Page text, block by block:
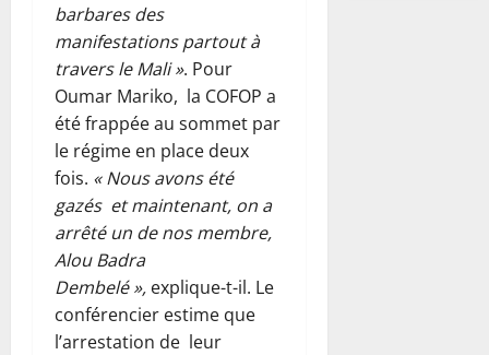
barbares des
manifestations partout à
travers le Mali ». Pour
Oumar Mariko, la COFOP a
été frappée au sommet par
le régime en place deux
fois. « Nous avons été
gazés et maintenant, on a
arrêté un de nos membre,
Alou Badra
Dembelé », explique-t-il. Le
conférencier estime que
l’arrestation de leur